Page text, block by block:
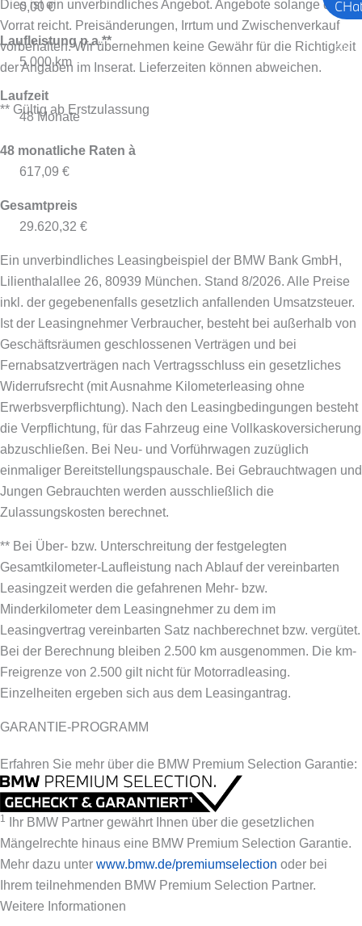
Dies ist ein unverbindliches Angebot. Angebote solange der
Vorrat reicht. Preisänderungen, Irrtum und Zwischenverkauf
vorbehalten. Wir übernehmen keine Gewähr für die Richtigkeit
der Angaben im Inserat. Lieferzeiten können abweichen.
** Gültig ab Erstzulassung
0,00 €
Laufleistung p.a.**
5.000 km
Laufzeit
48 Monate
48 monatliche Raten à
617,09 €
Gesamtpreis
29.620,32 €
Ein unverbindliches Leasingbeispiel der BMW Bank GmbH,
Lilienthalallee 26, 80939 München. Stand 8/2026. Alle Preise
inkl. der gegebenenfalls gesetzlich anfallenden Umsatzsteuer.
Ist der Leasingnehmer Verbraucher, besteht bei außerhalb von
Geschäftsräumen geschlossenen Verträgen und bei
Fernabsatzverträgen nach Vertragsschluss ein gesetzliches
Widerrufsrecht (mit Ausnahme Kilometerleasing ohne
Erwerbsverpflichtung). Nach den Leasingbedingungen besteht
die Verpflichtung, für das Fahrzeug eine Vollkaskoversicherung
abzuschließen. Bei Neu- und Vorführwagen zuzüglich
einmaliger Bereitstellungspauschale. Bei Gebrauchtwagen und
Jungen Gebrauchten werden ausschließlich die
Zulassungskosten berechnet.
** Bei Über- bzw. Unterschreitung der festgelegten
Gesamtkilometer-Laufleistung nach Ablauf der vereinbarten
Leasingzeit werden die gefahrenen Mehr- bzw.
Minderkilometer dem Leasingnehmer zu dem im
Leasingvertrag vereinbarten Satz nachberechnet bzw. vergütet.
Bei der Berechnung bleiben 2.500 km ausgenommen. Die km-
Freigrenze von 2.500 gilt nicht für Motorradleasing.
Einzelheiten ergeben sich aus dem Leasingantrag.
GARANTIE-PROGRAMM
Erfahren Sie mehr über die BMW Premium Selection Garantie:
1
Ihr BMW Partner gewährt Ihnen über die gesetzlichen
Mängelrechte hinaus eine BMW Premium Selection Garantie.
Mehr dazu unter www.bmw.de/premiumselection oder bei
Ihrem teilnehmenden BMW Premium Selection Partner.
Weitere Informationen